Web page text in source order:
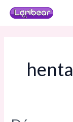
Aller